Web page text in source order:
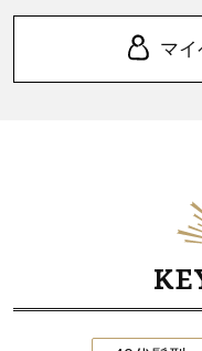
マイ